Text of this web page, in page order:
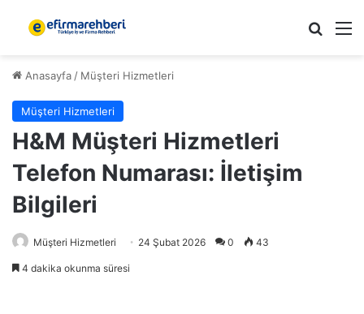
Anasayfa / Müşteri Hizmetleri
Müşteri Hizmetleri
H&M Müşteri Hizmetleri
Telefon Numarası: İletişim
Bilgileri
Müşteri Hizmetleri 24 Şubat 2026 0 43
4 dakika okunma süresi